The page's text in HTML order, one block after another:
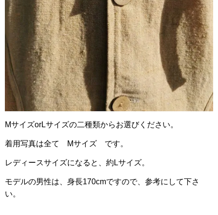
MサイズorLサイズの二種類からお選びください。
着用写真は全て Mサイズ です。
レディースサイズになると、約Lサイズ。
モデルの男性は、身長170cmですので、参考にして下さ
い。